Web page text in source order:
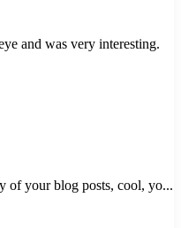
and was very interesting.
of your blog posts, cool, yo...